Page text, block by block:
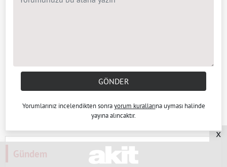
GÖNDER
Yorumlarınız incelendikten sonrayorum kurallarına uyması halinde
yayına alıncaktır.
Gündem
x